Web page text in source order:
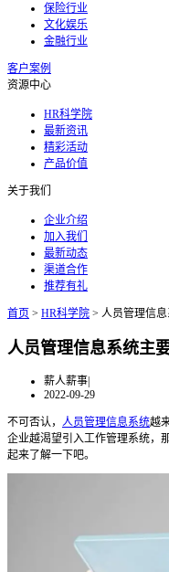
保险行业
文化娱乐
金融行业
客户案例
资源中心
HR科学院
最新资讯
精彩活动
产品价值
关于我们
企业介绍
加入我们
最新动态
渠道合作
推荐有礼
首页 > HR科学院 > 人员管理信息
人员管理信息系统主
薪人薪事|
2022-09-29
不可否认， 人员管理信息系统越
企业越渴望引入工作管理系统，
起来了解一下吧。